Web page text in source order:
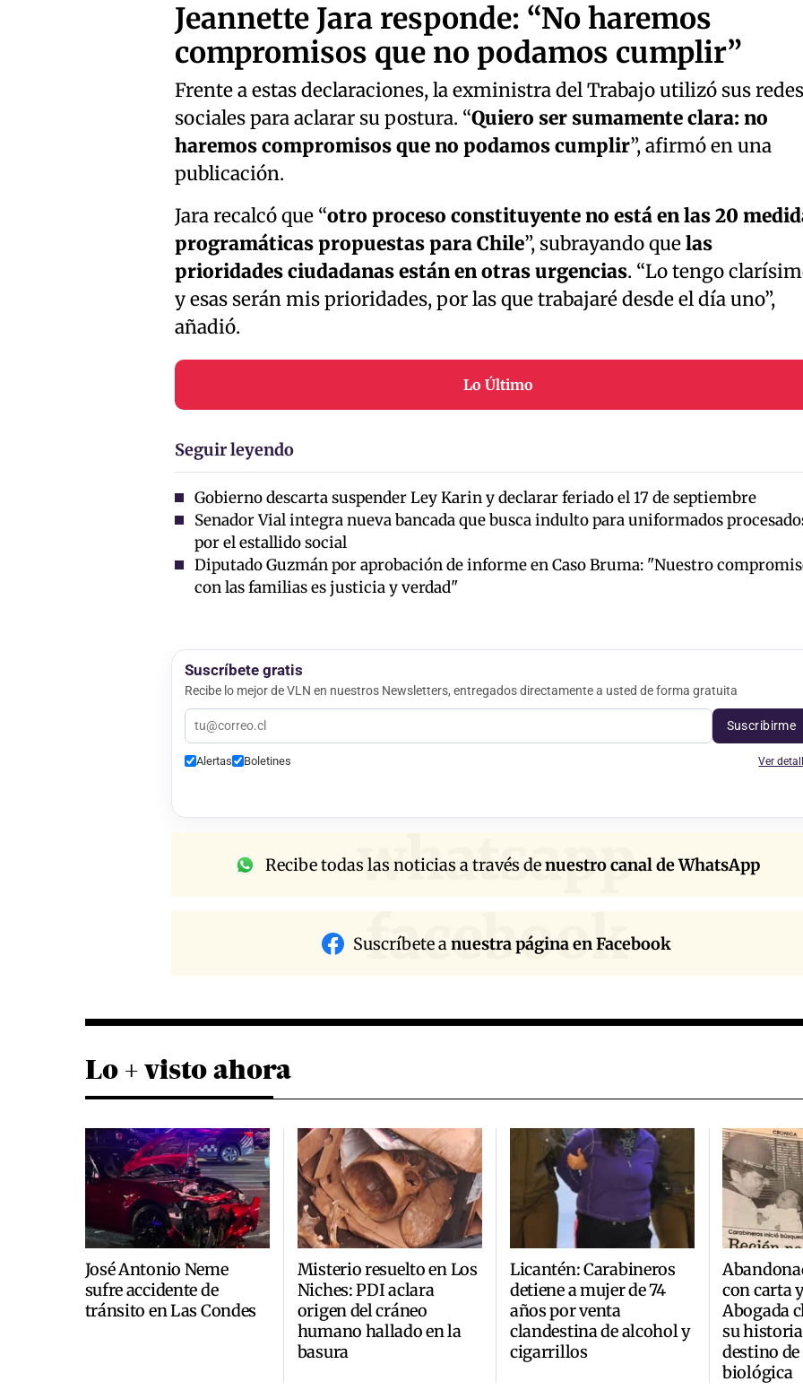
Jeannette Jara responde: “No haremos
compromisos que no podamos cumplir”
Frente a estas declaraciones, la exministra del Trabajo utilizó sus redes
sociales para aclarar su postura. “Quiero ser sumamente clara: no
haremos compromisos que no podamos cumplir”, afirmó en una
publicación.
Jara recalcó que “otro proceso constituyente no está en las 20
programáticas propuestas para Chile”, subrayando quelas
prioridades ciudadanas están en otras urgencias. “Lo tengo
y esas serán mis prioridades, por las que trabajaré desde el día uno”,
añadió.
Lo Último
Seguir leyendo
Gobierno descarta suspender Ley Karin y declarar feriado el 17 de septiembre
Senador Vial integra nueva bancada que busca indulto para uniformados
por el estallido social
Diputado Guzmán por aprobación de informe en Caso Bruma: "Nuestro
con las familias es justicia y verdad"
Suscríbete gratis
Recibe lo mejor de VLN en nuestros Newsletters, entregados directamente a usted de forma gratuita
Suscribirme
Alertas Boletines Ver
whatsapp
Recibe todas las noticias a través denuestro canal de WhatsApp
facebook
Suscríbete anuestra página en Facebook
Lo + visto ahora
José Antonio Neme
sufre accidente de
tránsito en Las Condes
Misterio resuelto en Los
Niches: PDI aclara
origen del cráneo
humano hallado en la
basura
Licantén: Carabineros
detiene a mujer de 74
años por venta
clandestina de alcohol y
cigarrillos
con carta
Abogada
su
destino
biológica